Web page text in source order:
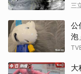
三
公
泡
大